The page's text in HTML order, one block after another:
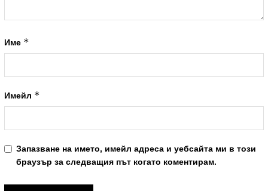
Име *
Имейл *
Запазване на името, имейл адреса и уебсайта ми в този
браузър за следващия път когато коментирам.